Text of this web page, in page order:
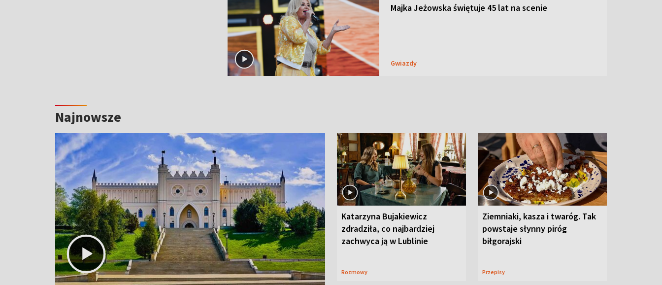
Majka Jeżowska świętuje 45 lat na scenie
Gwiazdy
Najnowsze
Katarzyna Bujakiewicz
zdradziła, co najbardziej
zachwyca ją w Lublinie
Rozmowy
Ziemniaki, kasza i twaróg. Tak
powstaje słynny piróg
biłgorajski
Przepisy